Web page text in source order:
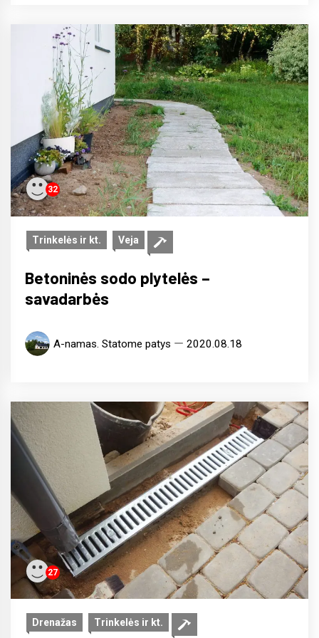
32
Trinkelės ir kt. Veja
Betoninės sodo plytelės –
savadarbės
A-namas. Statome patys 2020.08.18
27
Drenažas Trinkelės ir kt.